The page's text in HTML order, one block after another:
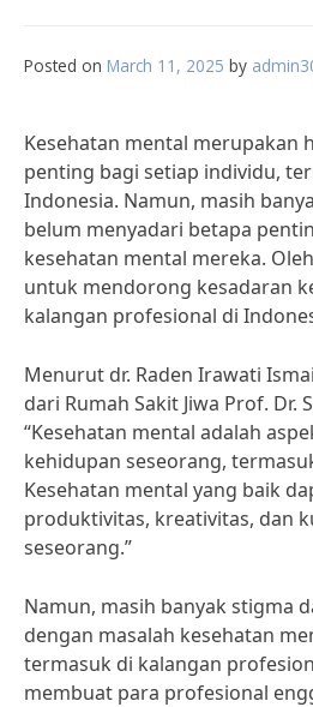
Posted on March 11, 2025 by
Kesehatan mental merupakan
penting bagi setiap individu,
Indonesia. Namun, masih
belum menyadari betapa
kesehatan mental mereka.
untuk mendorong kesadaran
kalangan profesional di
Menurut dr. Raden Irawati
dari Rumah Sakit Jiwa Prof. Dr.
“Kesehatan mental adalah
kehidupan seseorang,
Kesehatan mental yang baik
produktivitas, kreativitas, dan
seseorang.”
Namun, masih banyak stigma
dengan masalah kesehatan
termasuk di kalangan
membuat para profesional